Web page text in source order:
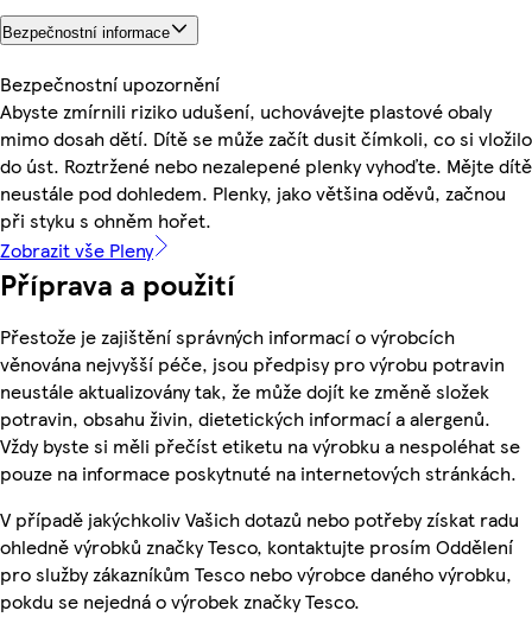
Bezpečnostní informace
Bezpečnostní upozornění
Abyste zmírnili riziko udušení, uchovávejte plastové obaly
mimo dosah dětí. Dítě se může začít dusit čímkoli, co si vložilo
do úst. Roztržené nebo nezalepené plenky vyhoďte. Mějte dítě
neustále pod dohledem. Plenky, jako většina oděvů, začnou
při styku s ohněm hořet.
Zobrazit vše Pleny
Příprava a použití
Přestože je zajištění správných informací o výrobcích
věnována nejvyšší péče, jsou předpisy pro výrobu potravin
neustále aktualizovány tak, že může dojít ke změně složek
potravin, obsahu živin, dietetických informací a alergenů.
Vždy byste si měli přečíst etiketu na výrobku a nespoléhat se
pouze na informace poskytnuté na internetových stránkách.
V případě jakýchkoliv Vašich dotazů nebo potřeby získat radu
ohledně výrobků značky Tesco, kontaktujte prosím Oddělení
pro služby zákazníkům Tesco nebo výrobce daného výrobku,
pokdu se nejedná o výrobek značky Tesco.